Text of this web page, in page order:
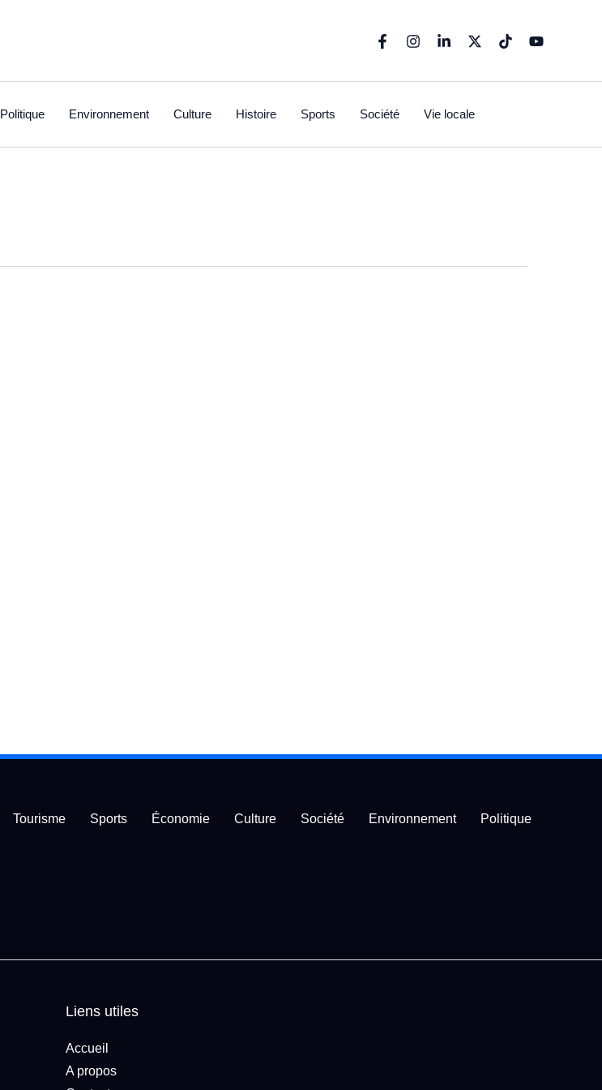
Politique Environnement Culture Histoire Sports Société Vie locale
Tourisme Sports Économie Culture Société Environnement Politique
Liens utiles
Accueil
A propos